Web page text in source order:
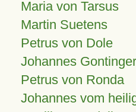
Maria von Tarsus
Martin Suetens
Petrus von Dole
Johannes Gontinger
Petrus von Ronda
Johannes vom